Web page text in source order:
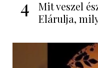
4
Mit veszel
Elárulja,